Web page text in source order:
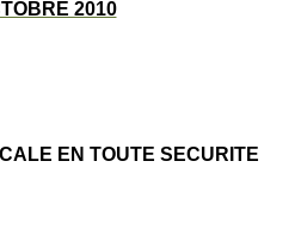
2010
EN TOUTE SECURITE